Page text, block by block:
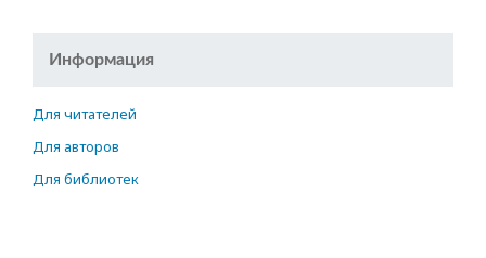
Информация
Для читателей
Для авторов
Для библиотек